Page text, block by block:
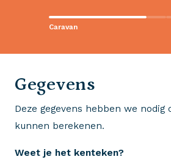
Caravan
Gegevens
Deze gegevens hebben we nodig
kunnen berekenen.
Weet je het kenteken?
Contact met Aveco?
Wij staan voor je klaar!
Wij krijgen een 8,5!
Op basis van ruim 3.000 reviews
Bekijk wat anderen